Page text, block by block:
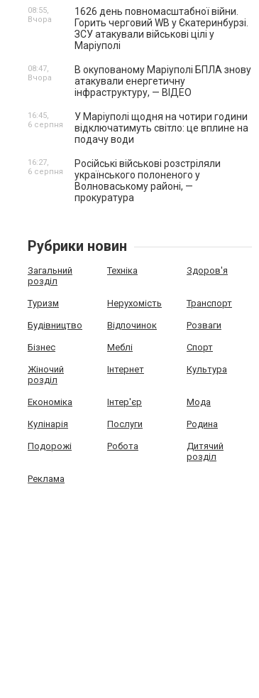
1626 день повномасштабної війни.
Горить черговий WB у Єкатеринбурзі.
ЗСУ атакували військові цілі у
Маріуполі
08:55,
Вчора
В окупованому Маріуполі БПЛА знову
атакували енергетичну
інфраструктуру, — ВІДЕО
08:47,
Вчора
У Маріуполі щодня на чотири години
відключатимуть світло: це вплине на
подачу води
16:45,
6 серпня
Російські військові розстріляли
українського полоненого у
Волноваському районі, —
прокуратура
16:27,
6 серпня
Рубрики новин
Загальний
розділ
Техніка Здоров'я
Туризм Нерухомість Транспорт
Будівництво Відпочинок Розваги
Бізнес Меблі Спорт
Жіночий
розділ
Інтернет Культура
Економіка Інтер'єр Мода
Кулінарія Послуги Родина
Подорожі Робота
Дитячий
розділ
Реклама